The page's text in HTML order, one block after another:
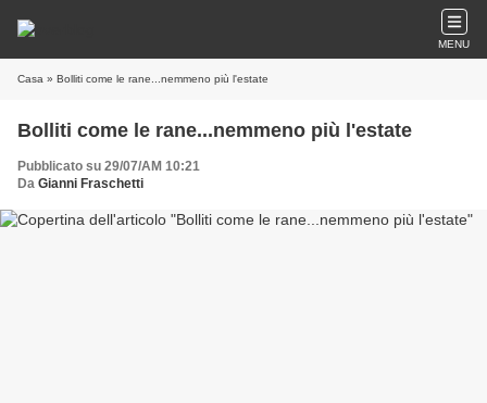
MENU
Casa » Bolliti come le rane...nemmeno più l'estate
Bolliti come le rane...nemmeno più l'estate
Pubblicato su 29/07/AM 10:21
Da Gianni Fraschetti